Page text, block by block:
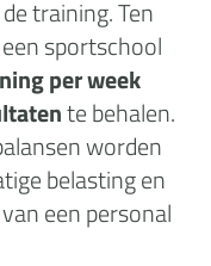
training. Ten
sportschool
per week
te behalen.
worden
belasting en
een personal